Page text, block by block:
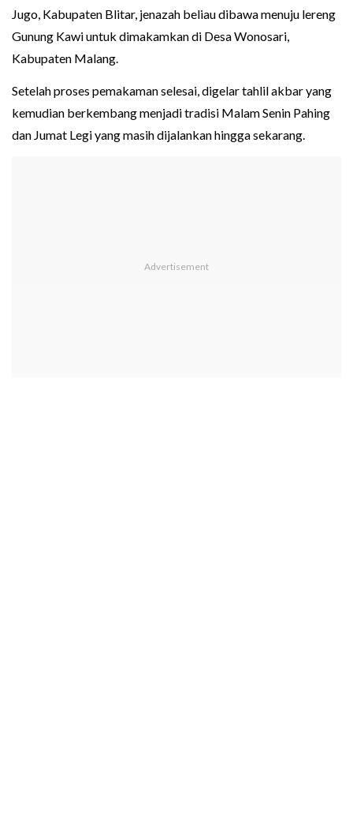
Jugo, Kabupaten Blitar, jenazah beliau dibawa menuju lereng
Gunung Kawi untuk dimakamkan di Desa Wonosari,
Kabupaten Malang.
Setelah proses pemakaman selesai, digelar tahlil akbar yang
kemudian berkembang menjadi tradisi Malam Senin Pahing
dan Jumat Legi yang masih dijalankan hingga sekarang.